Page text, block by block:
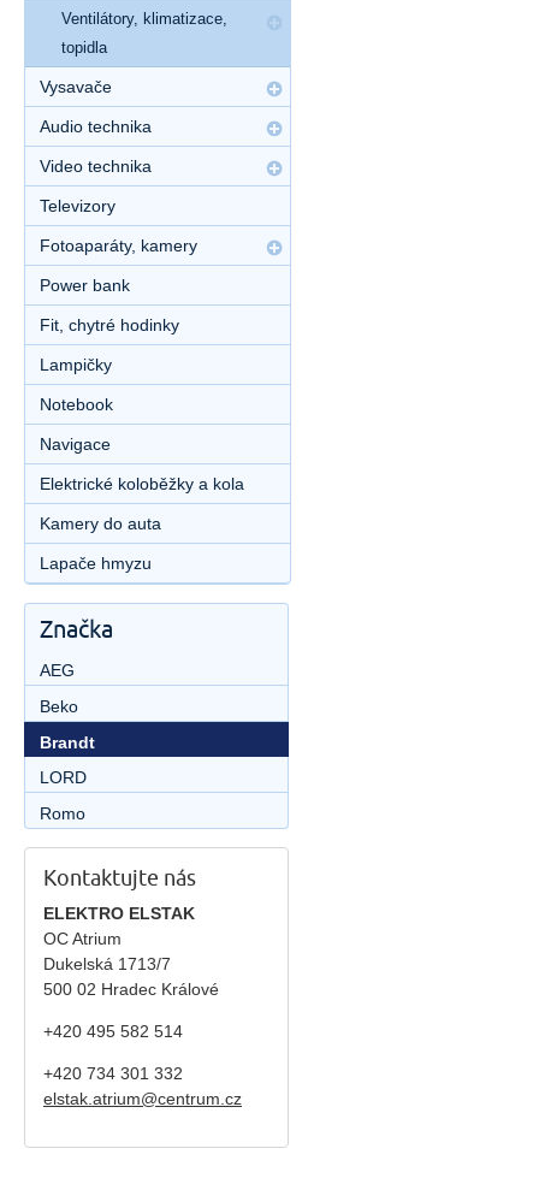
Ventilátory, klimatizace,
topidla
Vysavače
Audio technika
Video technika
Televizory
Fotoaparáty, kamery
Power bank
Fit, chytré hodinky
Lampičky
Notebook
Navigace
Elektrické koloběžky a kola
Kamery do auta
Lapače hmyzu
Značka
AEG
Beko
Brandt
LORD
Romo
Kontaktujte nás
ELEKTRO ELSTAK
OC Atrium
Dukelská 1713/7
500 02 Hradec Králové
+420 495 582 514
+420 734 301 332
elstak.atrium@centrum.cz